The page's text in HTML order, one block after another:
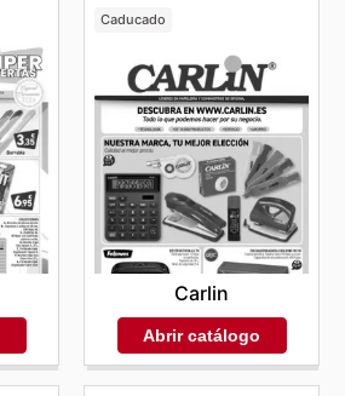
Caducado
Carlin
Abrir catálogo